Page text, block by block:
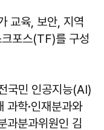
교육, 보안, 지역
포스(TF)를 구성
민 인공지능(AI)
과학·인재분과와
과분과위원인 김